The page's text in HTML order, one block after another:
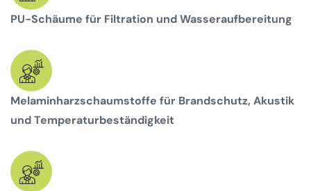
PU-Schäume für Filtration und Wasseraufbereitung
Melaminharzschaumstoffe für Brandschutz, Akustik
und Temperaturbeständigkeit